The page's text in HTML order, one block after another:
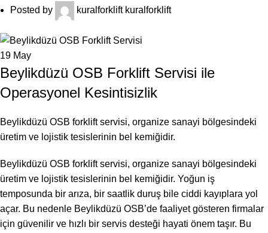
Posted by kuralforklift kuralforklift
19 May
Beylikdüzü OSB Forklift Servisi ile
Operasyonel Kesintisizlik
Beylikdüzü OSB forklift servisi, organize sanayi bölgesindeki
üretim ve lojistik tesislerinin bel kemiğidir.
Beylikdüzü OSB forklift servisi, organize sanayi bölgesindeki
üretim ve lojistik tesislerinin bel kemiğidir. Yoğun iş
temposunda bir arıza, bir saatlik duruş bile ciddi kayıplara yol
açar. Bu nedenle Beylikdüzü OSB’de faaliyet gösteren firmalar
için güvenilir ve hızlı bir servis desteği hayati önem taşır. Bu